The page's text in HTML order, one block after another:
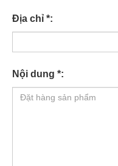
Địa chỉ *:
Nội dung *: